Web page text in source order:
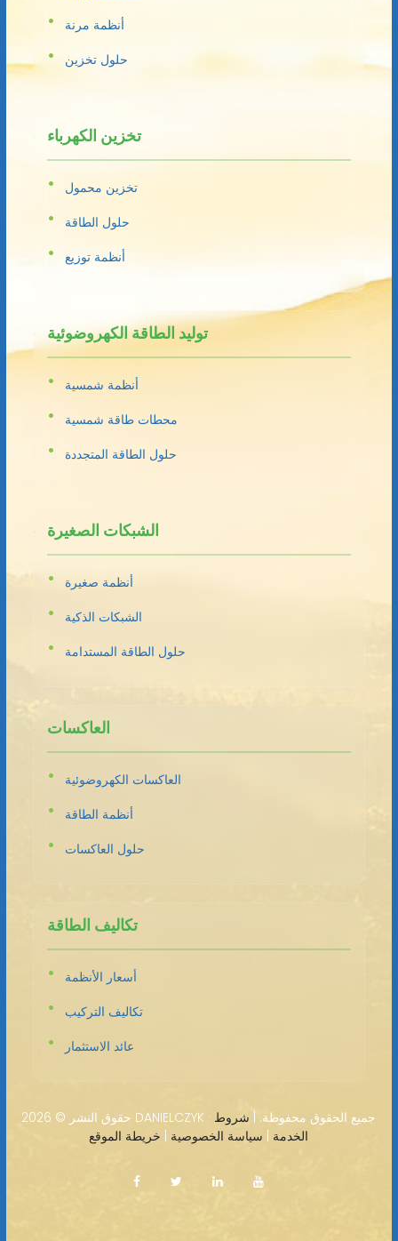
أنظمة مرنة
حلول تخزين
تخزين الكهرباء
تخزين محمول
حلول الطاقة
أنظمة توزيع
توليد الطاقة الكهروضوئية
أنظمة شمسية
محطات طاقة شمسية
حلول الطاقة المتجددة
الشبكات الصغيرة
أنظمة صغيرة
الشبكات الذكية
حلول الطاقة المستدامة
العاكسات
العاكسات الكهروضوئية
أنظمة الطاقة
حلول العاكسات
تكاليف الطاقة
أسعار الأنظمة
تكاليف التركيب
عائد الاستثمار
حقوق النشر © 2026 DANIELCZYK · جميع الحقوق محفوظة. | شروط
الخدمة
سياسة الخصوصية خريطة الموقع